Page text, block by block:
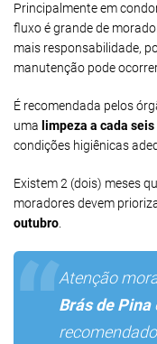
Principalmente em
fluxo é grande de
mais responsabilidade,
manutenção pode
É recomendada pelos
uma limpeza a cada
condições higiênicas
Existem 2 (dois) meses
moradores devem
outubro
Atenção
Brás de Pina